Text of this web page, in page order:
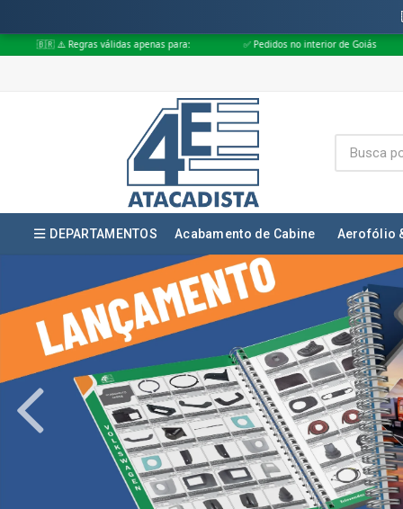
apenas para: ✅ Pedidos no interior de Goiás ✅ Pedidos aprovados
DEPARTAMENTOS Acabamento de Cabine Aerofólio